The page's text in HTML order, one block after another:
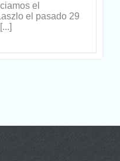
el
el pasado 29